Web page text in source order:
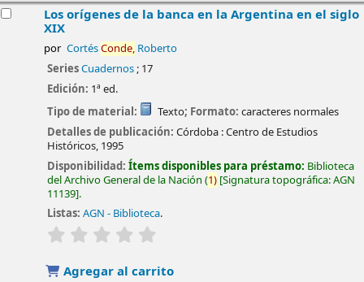
Los orígenes de la banca en la Argentina en el siglo
XIX
por CortésConde,Roberto
SeriesCuadernos; 17
Edición: 1ª ed.
Tipo de material:
Texto; Formato: caracteres normales
Detalles de publicación:Córdoba :Centro de Estudios
Históricos, 1995
Disponibilidad:Ítems disponibles para préstamo: Biblioteca
del Archivo General de la Nación (1) Signatura topográfica:AGN
11139 .
Listas: AGN - Biblioteca.
valoración
Agregar al carrito